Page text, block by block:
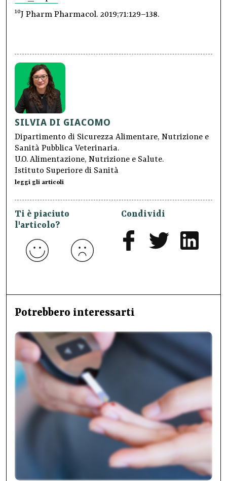
10J Pharm Pharmacol. 2019;71:129–138.
SILVIA DI GIACOMO
Dipartimento di Sicurezza Alimentare, Nutrizione e
Sanità Pubblica Veterinaria.
U.O. Alimentazione, Nutrizione e Salute.
Istituto Superiore di Sanità
leggi gli articoli
Ti è piaciuto
l'articolo?
Condividi
Potrebbero interessarti